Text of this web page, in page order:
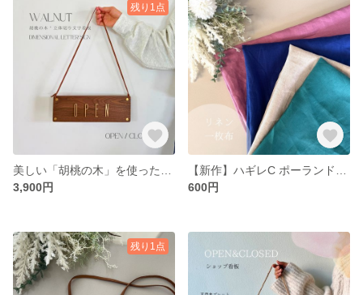
残り1点
3,900円
600円
残り1点